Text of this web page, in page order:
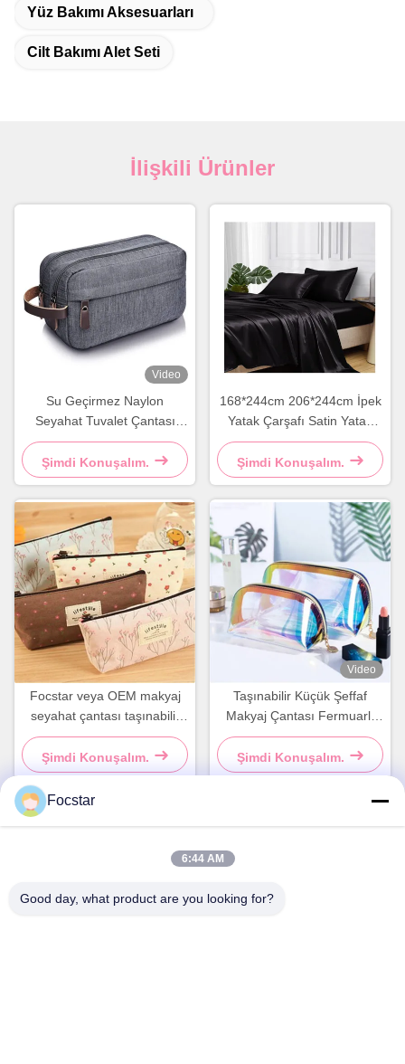
Yüz Bakımı Aksesuarları
Cilt Bakımı Alet Seti
İlişkili Ürünler
Video
Su Geçirmez Naylon
Seyahat Tuvalet Çantası
Kare Büyük Tuvalet Çantası
Gri Mavi
Şimdi Konuşalım.
168*244cm 206*244cm İpek
Yatak Çarşafı Satin Yatak
Çarşafı İpek Yatak Çarşafı
Seti
Şimdi Konuşalım.
Focstar veya OEM makyaj
seyahat çantası taşınabilir
çiçek tuvalet ürünleri
kozmetik çanta hali
Şimdi Konuşalım.
Video
Taşınabilir Küçük Şeffaf
Makyaj Çantası Fermuarlı
Tuvalet Çantası Su
Geçirmez
Şimdi Konuşalım.
Adres
Focstar
6:44 AM
Good day, what product are you looking for?